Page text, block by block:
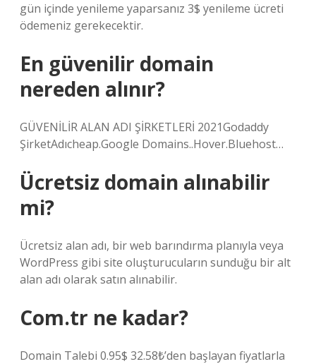
gün içinde yenileme yaparsanız 3$ yenileme ücreti
ödemeniz gerekecektir.
En güvenilir domain
nereden alınır?
GÜVENİLİR ALAN ADI ŞİRKETLERİ 2021Godaddy
ŞirketAdıcheap.Google Domains..Hover.Bluehost…
Ücretsiz domain alınabilir
mi?
Ücretsiz alan adı, bir web barındırma planıyla veya
WordPress gibi site oluşturucuların sunduğu bir alt
alan adı olarak satın alınabilir.
Com.tr ne kadar?
Domain Talebi 0.95$ 32.58₺’den başlayan fiyatlarla